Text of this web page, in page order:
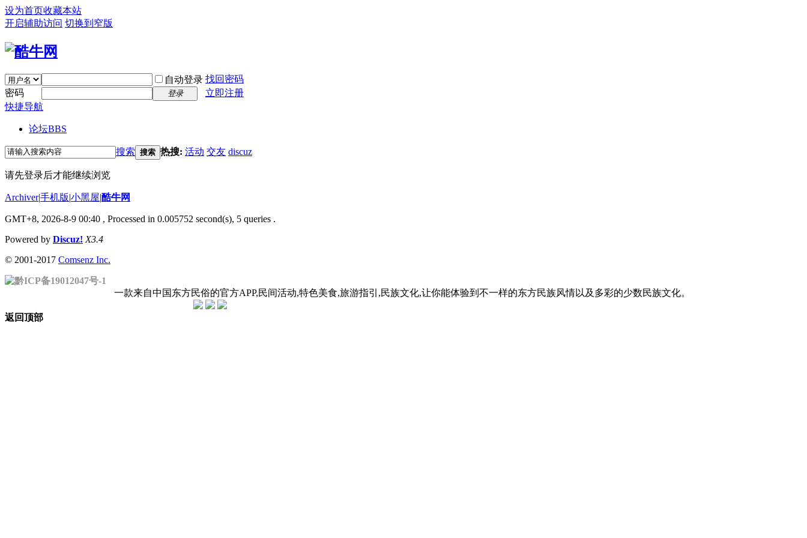
设为首页收藏本站
开启辅助访问 切换到窄版
自动登录 找回密码
密码
登录
立即注册
快捷导航
论坛BBS
搜索 搜索 热搜: 活动 交友 discuz
请先登录后才能继续浏览
Archiver|手机版|小黑屋|酷牛网
GMT+8, 2026-8-9 00:40 , Processed in 0.005752 second(s), 5 queries .
Powered by Discuz! X3.4
© 2001-2017 Comsenz Inc.
黔ICP备19012047号-1
一款来自中国东方民俗的官方APP,民间活动,特色美食,旅游指引,民族文化,让你能体验到不一样的东方民族风情以及多彩的少数民族文化。
返回顶部